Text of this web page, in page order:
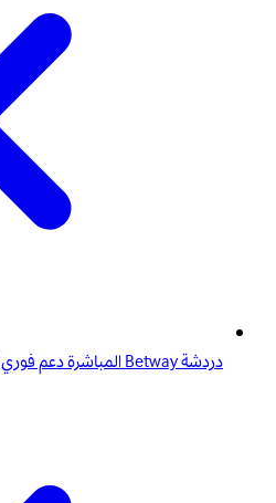
دردشة Betway المباشرة دعم فوري في الجزائر